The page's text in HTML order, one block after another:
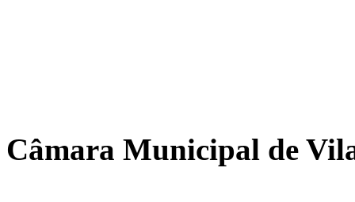
Câmara Municipal de